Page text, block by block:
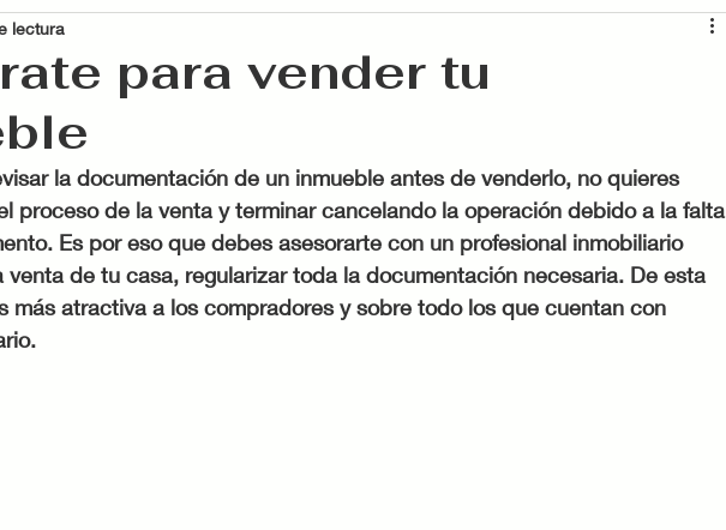
para vender tu
lectura
proceso de la venta y terminar cancelando la operación debido a la falta
Es por eso que debes asesorarte con un profesional inmobiliario
venta de tu casa, regularizar toda la documentación necesaria. De esta
más atractiva a los compradores y sobre todo los que cuentan con